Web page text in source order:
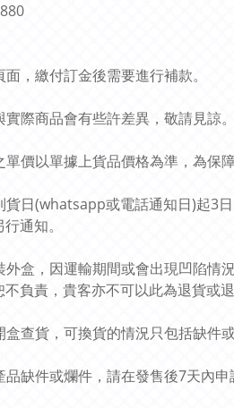
，繳付訂金後需要進行補款。
際商品會有些許差異，敬請見諒。
價以單據上貨品價格為準，為保
貨日(whatsapp或電話通知日)起3
通知。
外盒，因運輸期間或會出現凹陷情
負責，貴客亦不可以此為退貨或退
盒查貨，可換貨的情況只包括缺件
品缺件或爛件，請在發售後7天內